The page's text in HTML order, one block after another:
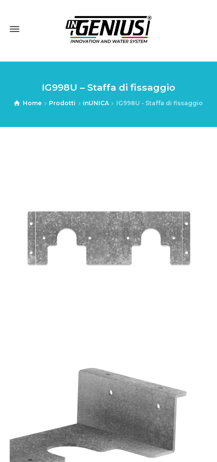
IG998U – Staffa di fissaggio
Home Prodotti inUNICA IG998U - Staffa di fissaggio